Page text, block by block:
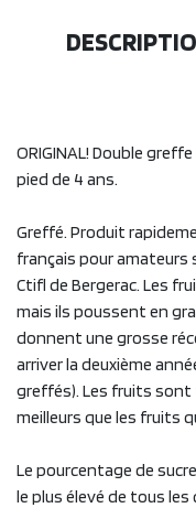
ORIGINAL! Double
pied de 4 ans.
Greffé. Produit
français pour amateurs
Ctifl de Bergerac. Les
mais ils poussent en
donnent une grosse
arriver la deuxième
greffés). Les fruits
meilleurs que les fruits
Le pourcentage de
le plus élevé de tous